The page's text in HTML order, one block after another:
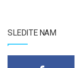
SLEDITE NAM